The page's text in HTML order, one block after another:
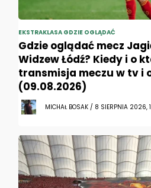
EKSTRAKLASA GDZIE OGLĄDAĆ
Gdzie oglądać mecz
Widzew Łódź? Kiedy i o
transmisja meczu w tv i
(09.08.2026)
MICHAŁ BOSAK / 8 SIERPNIA 2026,